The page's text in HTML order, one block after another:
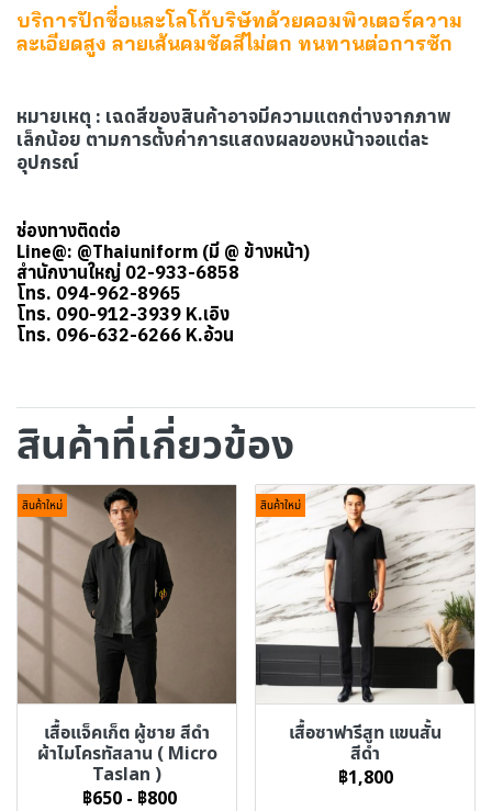
บริการปักชื่อและโลโก้บริษัทด้วยคอมพิวเตอร์ความ
ละเอียดสูง ลายเส้นคมชัดสีไม่ตก ทนทานต่อการซัก
หมายเหตุ : เฉดสีของสินค้าอาจมีความแตกต่างจากภาพ
เล็กน้อย ตามการตั้งค่าการแสดงผลของหน้าจอแต่ละ
อุปกรณ์
ช่องทางติดต่อ
Line@: @Thaiuniform (มี @ ข้างหน้า)
สำนักงานใหญ่ 02-933-6858
โทร. 094-962-8965
โทร. 090-912-3939 K.เอิง
โทร. 096-632-6266 K.อ้วน
สินค้าที่เกี่ยวข้อง
สินค้าใหม่
เสื้อแจ็คเก็ต ผู้ชาย สีดำ
ผ้าไมโครทัสลาน ( Micro
Taslan )
฿650 - ฿800
สินค้าใหม่
เสื้อซาฟารีสูท แขนสั้น
สีดำ
฿1,800